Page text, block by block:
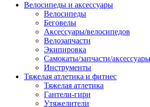
Велосипеды и аксессуары
Велосипеды
Беговелы
Аксессуары/велосипедов
Велозапчасти
Экипировка
Самокаты/запчасти/аксессуары
Инструменты
Тяжелая атлетика и фитнес
Тяжелая атлетика
Гантели-гири
Утяжелители